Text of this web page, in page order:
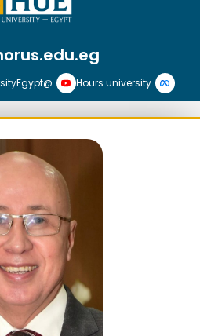
Hours university
@HorusUniversityEgypt